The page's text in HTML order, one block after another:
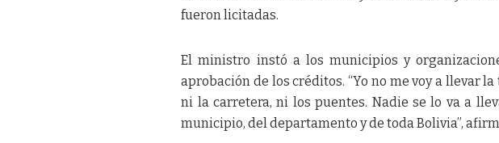
fueron licitadas.
El ministro instó a los municipios y
aprobación de los créditos. “Yo no me voy a llevar
ni la carretera, ni los puentes. Nadie se lo va a
municipio, del departamento y de toda Bolivia”,